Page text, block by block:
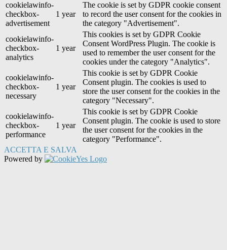
cookielawinfo-
checkbox-
advertisement
1 year
The cookie is set by GDPR cookie consent
to record the user consent for the cookies in
the category "Advertisement".
cookielawinfo-
checkbox-
analytics
1 year
This cookies is set by GDPR Cookie
Consent WordPress Plugin. The cookie is
used to remember the user consent for the
cookies under the category "Analytics".
cookielawinfo-
checkbox-
necessary
1 year
This cookie is set by GDPR Cookie
Consent plugin. The cookies is used to
store the user consent for the cookies in the
category "Necessary".
cookielawinfo-
checkbox-
performance
1 year
This cookie is set by GDPR Cookie
Consent plugin. The cookie is used to store
the user consent for the cookies in the
category "Performance".
ACCETTA E SALVA
Powered by